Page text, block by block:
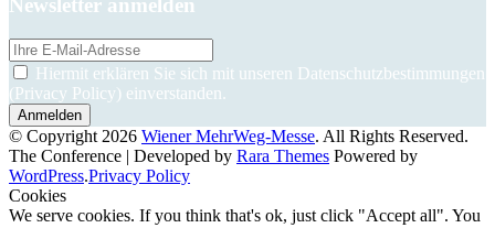
Newsletter anmelden
Hiermit erklären Sie sich mit unseren Datenschutzbestimmungen
(Privacy Policy) einverstanden.
© Copyright 2026 Wiener MehrWeg-Messe. All Rights Reserved.
The Conference | Developed by Rara Themes Powered by
WordPress.Privacy Policy
Cookies
We serve cookies. If you think that's ok, just click "Accept all". You